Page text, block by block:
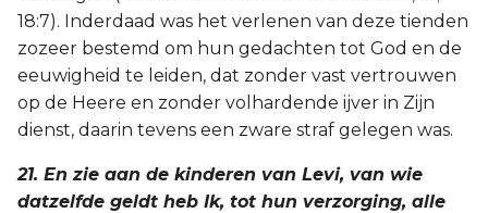
18:7). Inderdaad was het verlenen van deze tienden
zozeer bestemd om hun gedachten tot God en de
eeuwigheid te leiden, dat zonder vast vertrouwen
op de Heere en zonder volhardende ijver in Zijn
dienst, daarin tevens een zware straf gelegen was.
21. En zie aan de kinderen van Levi, van wie
datzelfde geldt heb Ik, tot hun verzorging, alle